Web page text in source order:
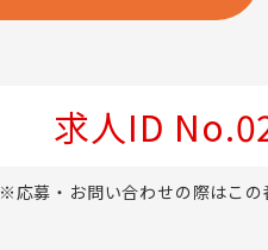
求人ID
※応募・お問い合わせの際はこの